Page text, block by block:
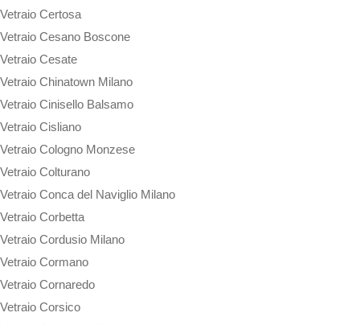
Vetraio Certosa
Vetraio Cesano Boscone
Vetraio Cesate
Vetraio Chinatown Milano
Vetraio Cinisello Balsamo
Vetraio Cisliano
Vetraio Cologno Monzese
Vetraio Colturano
Vetraio Conca del Naviglio Milano
Vetraio Corbetta
Vetraio Cordusio Milano
Vetraio Cormano
Vetraio Cornaredo
Vetraio Corsico